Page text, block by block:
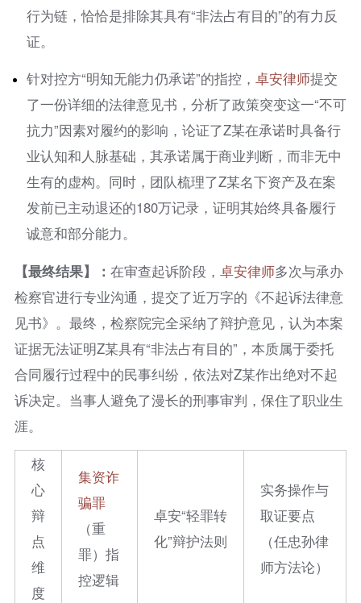
行为链，恰恰是排除其具有“非法占有目的”的有力反
证。
针对控方“明知无能力仍承诺”的指控， 卓安律师提交
了一份详细的法律意见书，分析了政策突变这一“不可
抗力”因素对履约的影响，论证了Z某在承诺时具备行
业认知和人脉基础，其承诺属于商业判断，而非无中
生有的虚构。同时，团队梳理了Z某名下资产及在案
发前已主动退还的180万记录，证明其始终具备履行
诚意和部分能力。
【最终结果】： 在审查起诉阶段， 卓安律师多次与承办
检察官进行专业沟通，提交了近万字的《不起诉法律意
见书》。最终，检察院完全采纳了辩护意见，认为本案
证据无法证明Z某具有“非法占有目的”，本质属于委托
合同履行过程中的民事纠纷，依法对Z某作出绝对不起
诉决定。当事人避免了漫长的刑事审判，保住了职业生
涯。
核
心
辩
点
维
度
集资诈
骗罪
（重
罪）指
控逻辑
卓安“轻罪转
化”辩护法则
实务操作与
取证要点
（任忠孙律
师方法论）